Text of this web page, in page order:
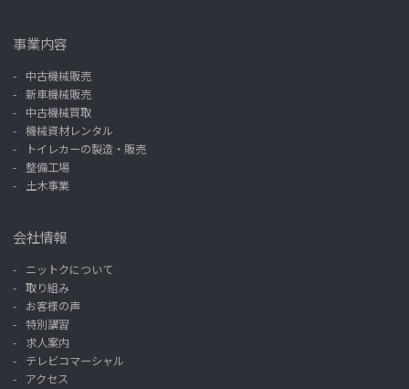
事業内容
中古機械販売
新車機械販売
中古機械買取
機械資材レンタル
トイレカーの製造・販売
整備工場
土木事業
会社情報
ニットクについて
取り組み
お客様の声
特別講習
求人案内
テレビコマーシャル
アクセス